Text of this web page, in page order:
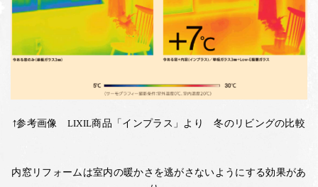
↑参考画像 LIXIL商品「インプラス」より 冬のリビングの比較
内窓リフォームは室内の暖かさを逃がさないようにする効果があ